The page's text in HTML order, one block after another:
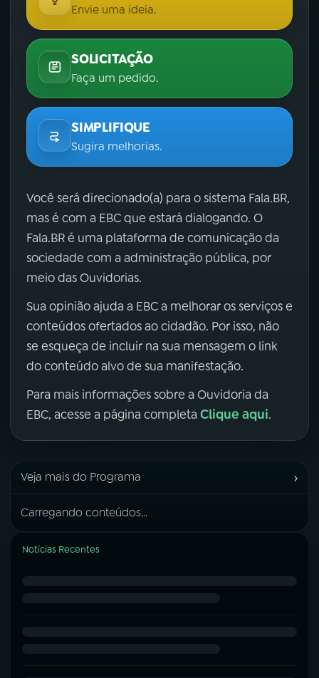
Envie uma ideia.
SOLICITAÇÃO
Faça um pedido.
SIMPLIFIQUE
Sugira melhorias.
Você será direcionado(a) para o sistema Fala.BR,
mas é com a EBC que estará dialogando. O
Fala.BR é uma plataforma de comunicação da
sociedade com a administração pública, por
meio das Ouvidorias.
Sua opinião ajuda a EBC a melhorar os serviços e
conteúdos ofertados ao cidadão. Por isso, não
se esqueça de incluir na sua mensagem o link
do conteúdo alvo de sua manifestação.
Para mais informações sobre a Ouvidoria da
EBC, acesse a página completa Clique aqui.
Veja mais do Programa ›
Carregando conteúdos...
Notícias Recentes